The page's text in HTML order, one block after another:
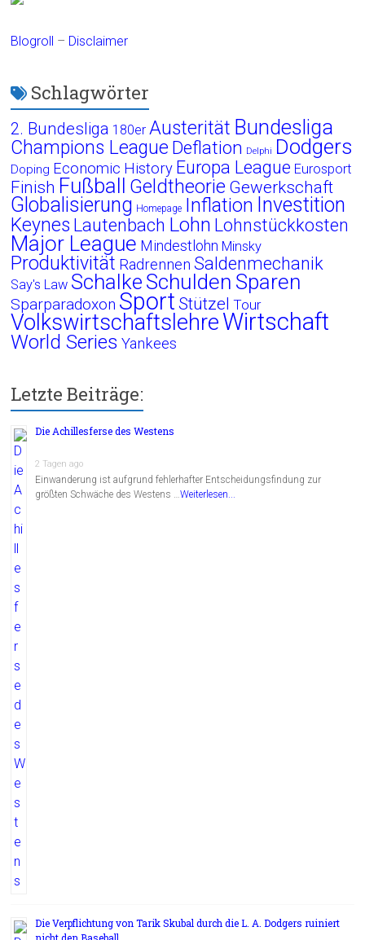
Blogroll – Disclaimer
Schlagwörter
2. Bundesliga 180er Austerität Bundesliga
Champions League Deflation Delphi Dodgers
Doping Economic History Europa League Eurosport
Finish Fußball Geldtheorie Gewerkschaft
Globalisierung Homepage Inflation Investition
Keynes Lautenbach Lohn Lohnstückkosten
Major League Mindestlohn Minsky
Produktivität Radrennen Saldenmechanik
Say's Law Schalke Schulden Sparen
Sparparadoxon Sport Stützel Tour
VolkswirtschaftslehreWirtschaft
World Series Yankees
Letzte Beiträge:
Die Achillesferse des Westens
2 Tagen ago
Einwanderung ist aufgrund fehlerhafter Entscheidungsfindung zur
größten Schwäche des Westens …Weiterlesen...
Die Verpflichtung von Tarik Skubal durch die L. A. Dodgers ruiniert
nicht den Baseball